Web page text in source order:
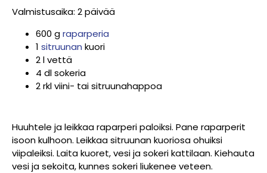
Valmistusaika: 2 päivää
600 graparperia
1 sitruunan kuori
2 l vettä
4 dl sokeria
2 rkl viini- tai sitruunahappoa
Huuhtele ja leikkaa raparperi paloiksi. Pane raparperit
isoon kulhoon. Leikkaa sitruunan kuoriosa ohuiksi
viipaleiksi. Laita kuoret, vesi ja sokeri kattilaan. Kiehauta
vesi ja sekoita, kunnes sokeri liukenee veteen.